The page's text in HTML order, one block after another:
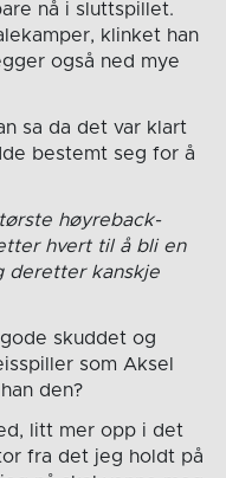
nå i sluttspillet.
klinket han
også ned mye
sa da det var klart
bestemt seg for å
høyreback-
hvert til å bli en
deretter kanskje
skuddet og
som Aksel
den?
litt mer opp i det
fra det jeg holdt på